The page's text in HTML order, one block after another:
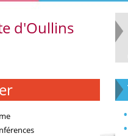
d'Oullins